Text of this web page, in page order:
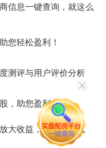
信息一键查询，就这么
您轻松盈利！
测评与用户评价分析
，助您盈利！
大收益，把握投资机